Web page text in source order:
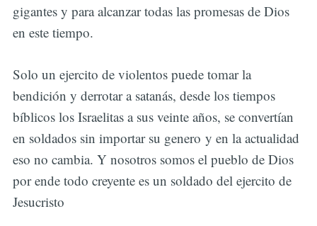
gigantes y para alcanzar todas las promesas de Dios
en este tiempo.
Solo un ejercito de violentos puede tomar la
bendición y derrotar a satanás, desde los tiempos
bíblicos los Israelitas a sus veinte años, se convertían
en soldados sin importar su genero y en la actualidad
eso no cambia. Y nosotros somos el pueblo de Dios
por ende todo creyente es un soldado del ejercito de
Jesucristo